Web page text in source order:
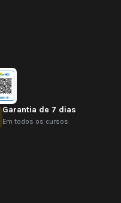
Garantia de 7 dias
Em todos os cursos